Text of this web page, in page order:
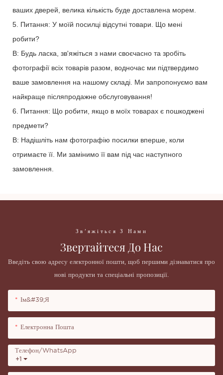
ваших дверей, велика кількість буде доставлена ​​морем.
5. Питання: У моїй посилці відсутні товари. Що мені
робити?
В: Будь ласка, зв'яжіться з нами своєчасно та зробіть
фотографії всіх товарів разом, водночас ми підтвердимо
ваше замовлення на нашому складі. Ми запропонуємо вам
найкраще післяпродажне обслуговування!
6. Питання: Що робити, якщо в моїх товарах є пошкоджені
предмети?
В: Надішліть нам фотографію посилки вперше, коли
отримаєте її. Ми замінимо її вам під час наступного
замовлення.
Зв'яжіться З Нами
Звертайтеся До Нас
Введіть свою адресу електронної пошти, щоб першими дізнаватися про
нові продукти та спеціальні пропозиції.
Ім&#39;я
Електронна Пошта
+1
Телефон/WhatsApp